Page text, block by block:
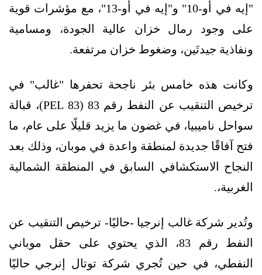
"إيه في أو-10" و"إيه في أو-13"، مع مؤشرات قوية
على وجود رمال خزان عالية الجودة، ومسامية
ونفاذية جيدتَين، وضغوط خزان مرتفعة.
وكانت هذه خامس بئر ناجحة تحفرها "غالب" في
ترخيص التنقيب عن النفط رقم 83 (PEL 83)، قبالة
سواحل ناميبيا، في غضون ما يزيد قليلًا على عام، ما
فتح آفاقًا جديدة لمنطقة واعدة في موبان، وذلك بعد
النجاح الاستكشافي السابق في المنطقة الشمالية
الغربية،.
وتُدير شركة غالب إنرجيا -حاليًا- ترخيص التنقيب عن
النفط رقم 83، الذي يحتوي على حقل موباني
النفطي، في حين تُجري شركة توتال إنرجي حاليًا